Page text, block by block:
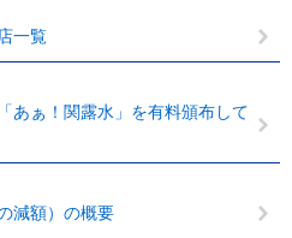
一覧
あぁ！関露水」を有料頒布して
減額）の概要